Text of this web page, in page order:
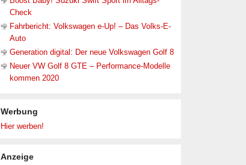
Check
Fahrbericht: Volkswagen e-Up! – Das Volks-E-
Auto
Generation digital: Der neue Volkswagen Golf 8
Neuer VW Golf 8 GTE – Performance-Modelle
kommen 2020
Werbung
Hier werben!
Anzeige